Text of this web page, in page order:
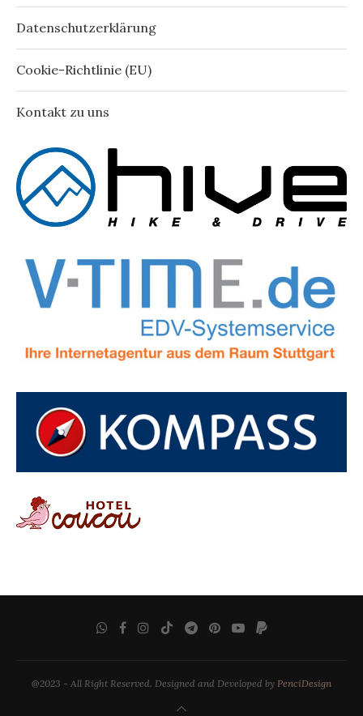
Datenschutzerklärung
Cookie-Richtlinie (EU)
Kontakt zu uns
@2023 - All Right Reserved. Designed and Developed by PenciDesign